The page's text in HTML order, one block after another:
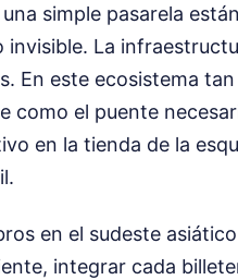
simple pasarela
La
En este ecosistema
como el puente
en la tienda de la
en el sudeste
integrar cada